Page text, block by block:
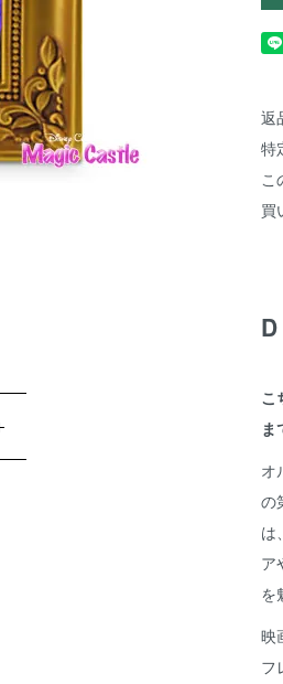
返
特
こ
買
こ
ま
オ
の
は
ア
を
映
フ